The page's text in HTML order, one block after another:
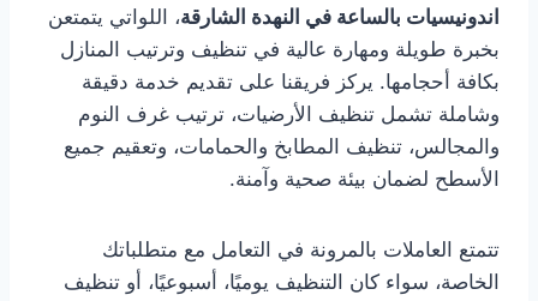
اندونيسيات بالساعة في النهدة الشارقة، اللواتي يتمتعن
بخبرة طويلة ومهارة عالية في تنظيف وترتيب المنازل
بكافة أحجامها. يركز فريقنا على تقديم خدمة دقيقة
وشاملة تشمل تنظيف الأرضيات، ترتيب غرف النوم
والمجالس، تنظيف المطابخ والحمامات، وتعقيم جميع
الأسطح لضمان بيئة صحية وآمنة.
تتمتع العاملات بالمرونة في التعامل مع متطلباتك
الخاصة، سواء كان التنظيف يوميًا، أسبوعيًا، أو تنظيف